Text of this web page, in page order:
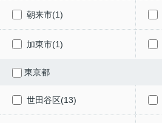
朝来市(1)
加東市(1)
東京都
世田谷区(13)